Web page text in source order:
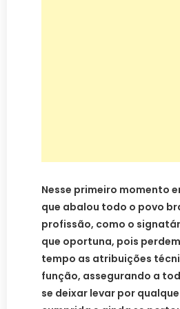
Nesse primeiro momento
que abalou todo o povo
profissão, como o
que oportuna, pois
tempo as atribuições
função, assegurando a
se deixar levar por